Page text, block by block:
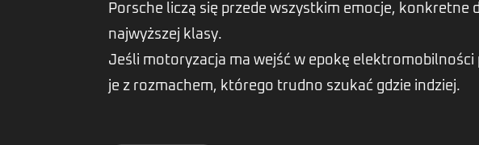
Porsche liczą się przede wszystkim emocje,
najwyższej klasy.
Jeśli motoryzacja ma wejść w epokę
je z rozmachem, którego trudno szukać gdzie indziej.